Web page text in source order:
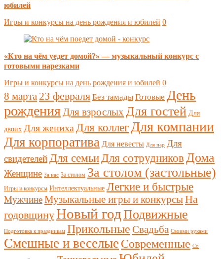
юбилей
Игры и конкурсы на день рождения и юбилей 0
«Кто на чём уедет домой?» — музыкальный конкурс с
готовыми нарезками
Игры и конкурсы на день рождения и юбилей 0
8 марта 23 февраля Без тамады Готовые День
рожденияДля взрослыхДля гостей Для
двоих Для жениха Для коллег Для компании
Для корпоратива Для невесты Для пар
Для
свидетелейДля семьиДля сотрудников Дома
Женщине За нас За столом За столом (застольные)
Игры и конкурсы Интеллектуальные Легкие и быстрые
МужчинеМузыкальные игры и конкурсыНа
годовщинуНовый годПодвижные
Подготовка к праздникам Прикольные Свадьба Своими руками
Смешные и веселые Современные Со